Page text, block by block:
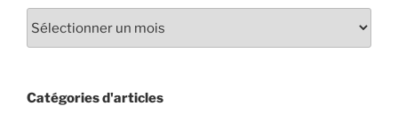
Catégories d'articles